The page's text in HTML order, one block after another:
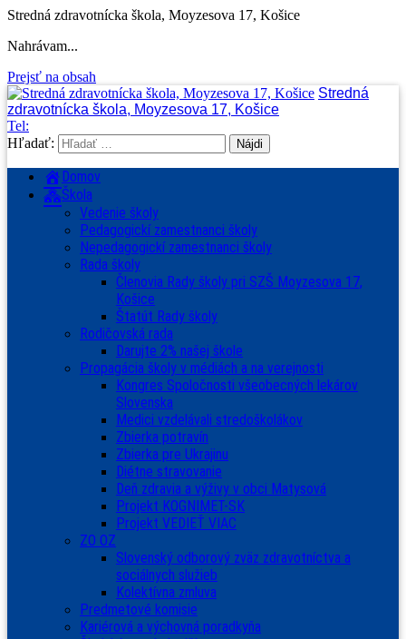
Stredná zdravotnícka škola, Moyzesova 17, Košice
Nahrávam...
Prejsť na obsah
Stredná
zdravotnícka škola, Moyzesova 17, Košice
Tel:
Hľadať:
Domov
Škola
Vedenie školy
Pedagogickí zamestnanci školy
Nepedagogickí zamestnanci školy
Rada školy
Členovia Rady školy pri SZŠ Moyzesova 17,
Košice
Štatút Rady školy
Rodičovská rada
Darujte 2% našej škole
Propagácia školy v médiách a na verejnosti
Kongres Spoločnosti všeobecných lekárov
Slovenska
Medici vzdelávali stredoškolákov
Zbierka potravín
Zbierka pre Ukrajinu
Diétne stravovanie
Deň zdravia a výživy v obci Matysová
Projekt KOGNIMET-SK
Projekt VEDIEŤ VIAC
ZO OZ
Slovenský odborový zväz zdravotníctva a
sociálnych služieb
Kolektívna zmluva
Predmetové komisie
Kariérová a výchovná poradkyňa